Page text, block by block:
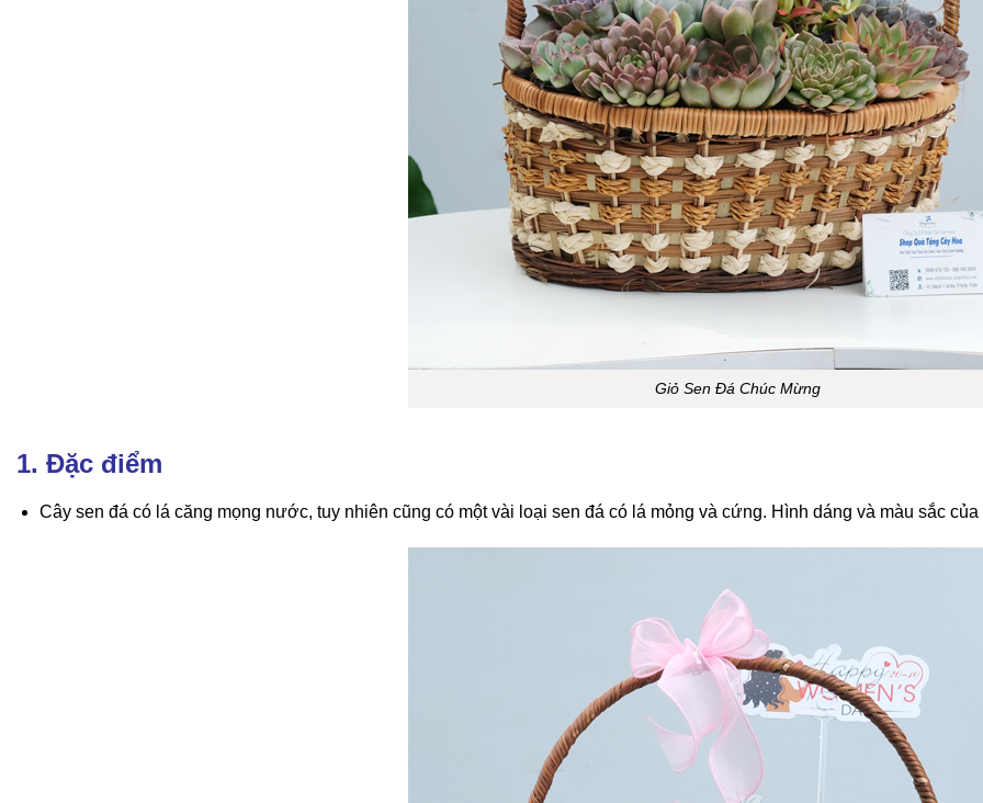
Giỏ Sen Đá Chúc Mừng
1. Đặc điểm
Cây sen đá có lá căng mọng nước, tuy nhiên cũng có một vài loại sen đá có lá mỏng và cứng. Hình dáng và màu sắc